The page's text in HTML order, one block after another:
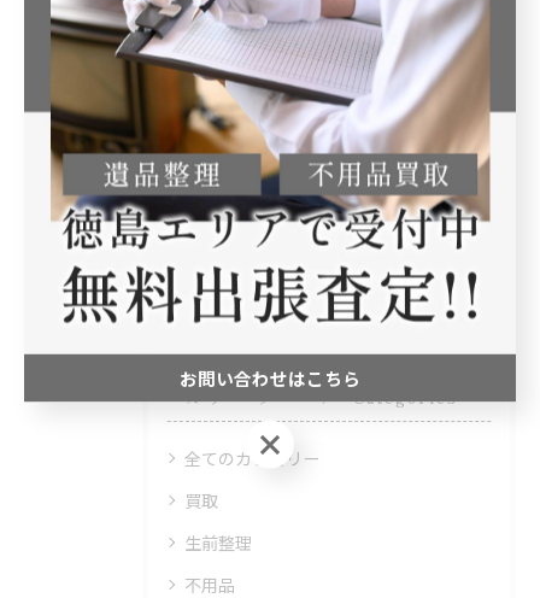
らとお気になさらずにご連絡頂ければ幸いです。
#無料出張買取#だんじり#兵庫県#淡路島#整理
< 前のページ 一覧に戻る 次のページ >
カテゴリー Categories
全てのカテゴリー
買取
生前整理
不用品
お問い合わせはこちら
お問い合わせはこちら